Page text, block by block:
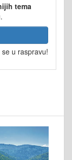
tema
u raspravu!